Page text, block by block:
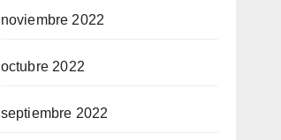
noviembre 2022
octubre 2022
septiembre 2022